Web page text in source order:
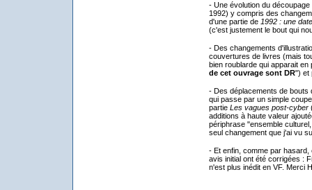
- Une évolution du
1992) y compris des
d'une partie de 1992 : une
(c'est justement le bout qui
- Des changements
couvertures de livres (mais
bien roublarde qui apparait en
de cet ouvrage sont DR") et
- Des déplacements de
qui passe par un simple
partie Les vagues post-cyber
additions à haute valeur
périphrase "ensemble
seul changement que j'ai vu
- Et enfin, comme par
avis initial ont été corrigées :
n'est plus inédit en VF. Merci